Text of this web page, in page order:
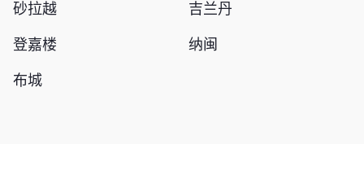
砂拉越 吉兰丹
登嘉楼 纳闽
布城